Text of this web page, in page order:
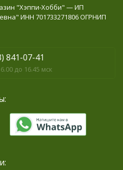
"Хэппи-Хобби" — ИП
ИНН 701733271806 ОГРНИП
841-07-41
до 16.45 мск